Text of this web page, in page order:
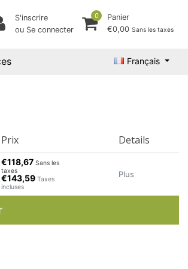
S'inscrire
ou Se connecter
0
Panier
€0,00 Sans les taxes
Français
Prix Details
€118,67Sans les
taxes
€143,59Taxes
incluses
Plus